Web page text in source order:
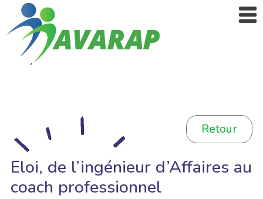
Retour
Eloi, de l’ingénieur d’Affaires au
coach professionnel